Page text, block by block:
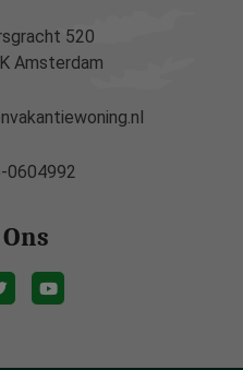
520
Amsterdam
0604992